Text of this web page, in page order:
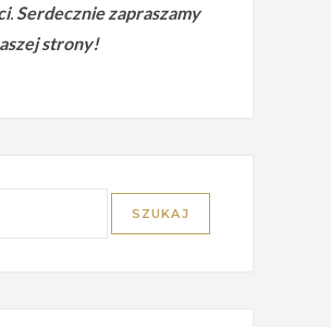
. Serdecznie zapraszamy
strony!